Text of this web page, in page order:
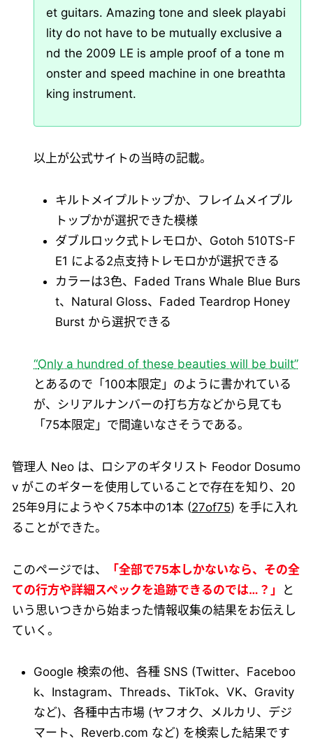
et guitars. Amazing tone and sleek playabi
lity do not have to be mutually exclusive a
nd the 2009 LE is ample proof of a tone m
onster and speed machine in one breathta
king instrument.
以上が公式サイトの当時の記載。
キルトメイプルトップか、フレイムメイプル
トップかが選択できた模様
ダブルロック式トレモロか、Gotoh 510TS-F
E1 による2点支持トレモロかが選択できる
カラーは3色、Faded Trans Whale Blue Burs
t、Natural Gloss、Faded Teardrop Honey
Burst から選択できる
Only a hundred of these beauties will be built
とあるので「100本限定」のように書かれている
が、シリアルナンバーの打ち方などから見ても
「75本限定」で間違いなさそうである。
管理人 Neo は、ロシアのギタリスト Feodor Dosumo
v がこのギターを使用していることで存在を知り、20
25年9月にようやく75本中の1本 (27of75) を手に入れ
ることができた。
このページでは、
「全部で75本しかないなら、その全
ての行方や詳細スペックを追跡できるのでは…？」
と
いう思いつきから始まった情報収集の結果をお伝えし
ていく。
Google 検索の他、各種 SNS (Twitter、Faceboo
k、Instagram、Threads、TikTok、VK、Gravity
など)、各種中古市場 (ヤフオク、メルカリ、デジ
マート、Reverb.com など) を検索した結果です